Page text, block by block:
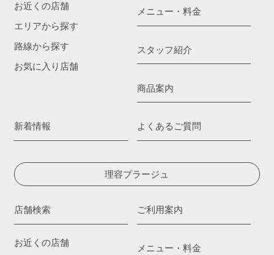
お近くの店舗
エリアから探す
路線から探す
お気に入り店舗
メニュー・料金
スタッフ紹介
商品案内
新着情報 よくあるご質問
理容プラージュ
店舗検索
お近くの店舗
ご利用案内
メニュー・料金